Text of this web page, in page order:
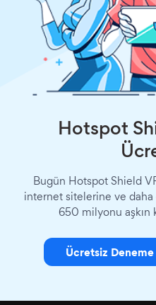
Hotspot
Bugün Hotspot Shield
internet sitelerine ve daha
650 milyonu aşkın
Ücretsiz Deneme